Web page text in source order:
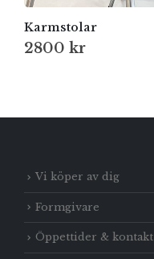
Karmstolar
2800 kr
Vi köper av dig
Formgivare
Öppettider & kontakt